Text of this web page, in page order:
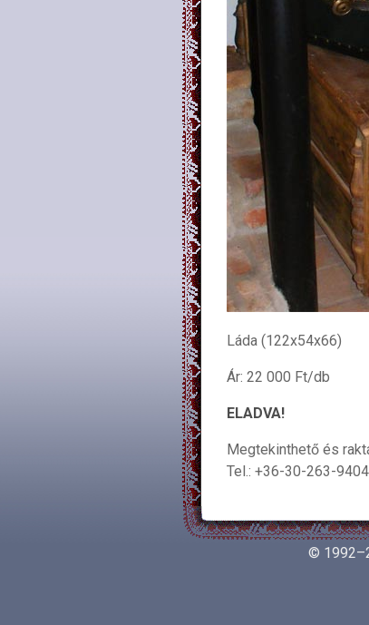
Láda (122x54x66)
Ár: 22 000 Ft/db
ELADVA!
Megtekinthető és
Tel.: +36-30-263-9404
©